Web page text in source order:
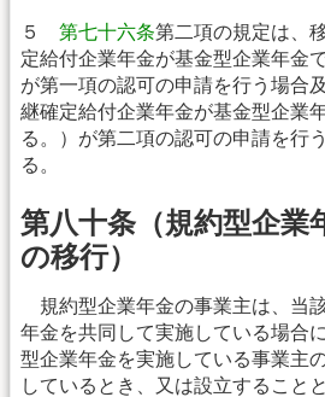
５ 第七十六条第二項の規定は、
定給付企業年金が基金型企業年金
が第一項の認可の申請を行う場合
継確定給付企業年金が基金型企業
る。）が第二項の認可の申請を行
る。
第八十条（規約型企業
の移行）
規約型企業年金の事業主は、当
年金を共同して実施している場合
型企業年金を実施している事業主
しているとき、又は設立すること